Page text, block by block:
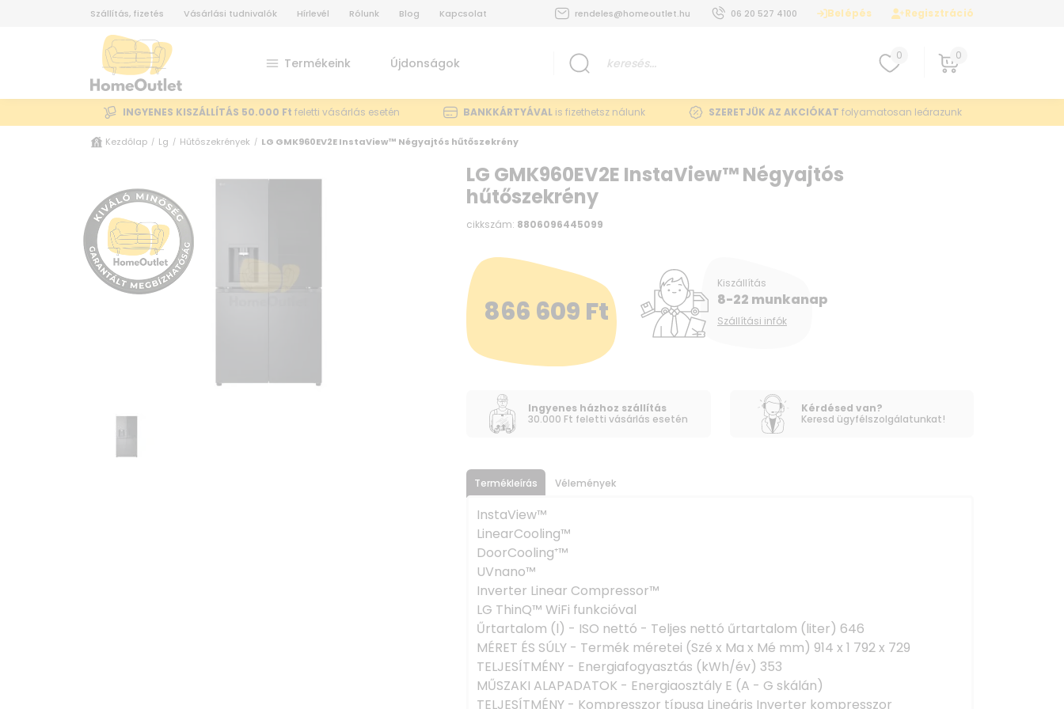
Szállítás, fizetés Vásárlási tudnivalók Hírlevél Rólunk Blog Kapcsolat rendeles@homeoutlet.hu 06 20 527 4100 Belépés Regisztráció
Termékeink Újdonságok
0 0
INGYENES KISZÁLLÍTÁS 50.000 Ft feletti vásárlás esetén BANKKÁRTYÁVAL is fizethetsz nálunk SZERETJÜK AZ AKCIÓKAT folyamatosan leárazunk
Kezdőlap / Lg / Hűtőszekrények / LG GMK960EV2E InstaView™ Négyajtós hűtőszekrény
LG GMK960EV2E InstaView™ Négyajtós
hűtőszekrény
cikkszám: 8806096445099
866 609 Ft
Kiszállítás
8-22 munkanap
Szállítási infók
Ingyenes házhoz szállítás
30.000 Ft feletti vásárlás esetén
Kérdésed van?
Keresd ügyfélszolgálatunkat!
Termékleírás Vélemények
InstaView™
LinearCooling™
DoorCooling⁺™
UVnano™
Inverter Linear Compressor™
LG ThinQ™ WiFi funkcióval
Űrtartalom (l) - ISO nettó - Teljes nettó űrtartalom (liter) 646
MÉRET ÉS SÚLY - Termék méretei (Szé x Ma x Mé mm) 914 x 1 792 x 729
TELJESÍTMÉNY - Energiafogyasztás (kWh/év) 353
MŰSZAKI ALAPADATOK - Energiaosztály E (A - G skálán)
TELJESÍTMÉNY - Kompresszor típusa Lineáris Inverter kompresszor